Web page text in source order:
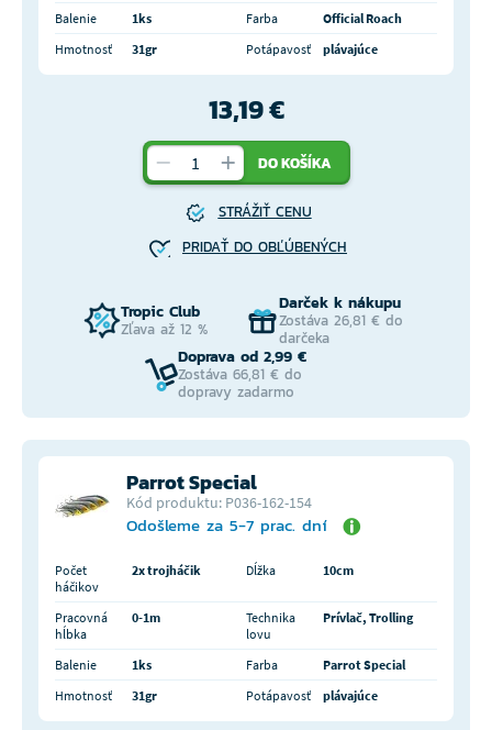
Balenie 1ks Farba
Official Roach
Hmotnosť
31gr Potápavosť plávajúce
13,19 €
DO KOŠÍKA
STRÁŽIŤ CENU
PRIDAŤ DO OBĽÚBENÝCH
Tropic Club
Zľava až 12 %
Darček k nákupu
Zostáva 26,81 € do
darčeka
Doprava od 2,99 €
Zostáva 66,81 € do
dopravy zadarmo
Parrot Special
Kód produktu: P036-162-154
Odošleme za 5-7 prac. dní
Počet
háčikov
2x trojháčik Dĺžka 10cm
Pracovná
hĺbka
0-1m
Technika
lovu
Prívlač, Trolling
Balenie 1ks Farba
Parrot Special
Hmotnosť
31gr Potápavosť plávajúce